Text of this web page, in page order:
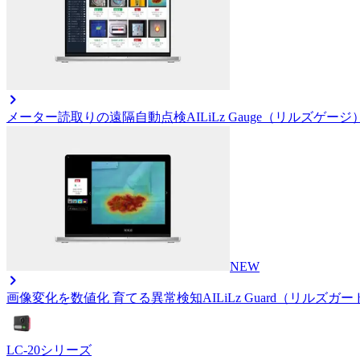
メーター読取りの遠隔自動点検AILiLz Gauge（リルズゲージ）
NEW
画像変化を数値化 育てる異常検知AILiLz Guard（リルズガー
LC-20シリーズ